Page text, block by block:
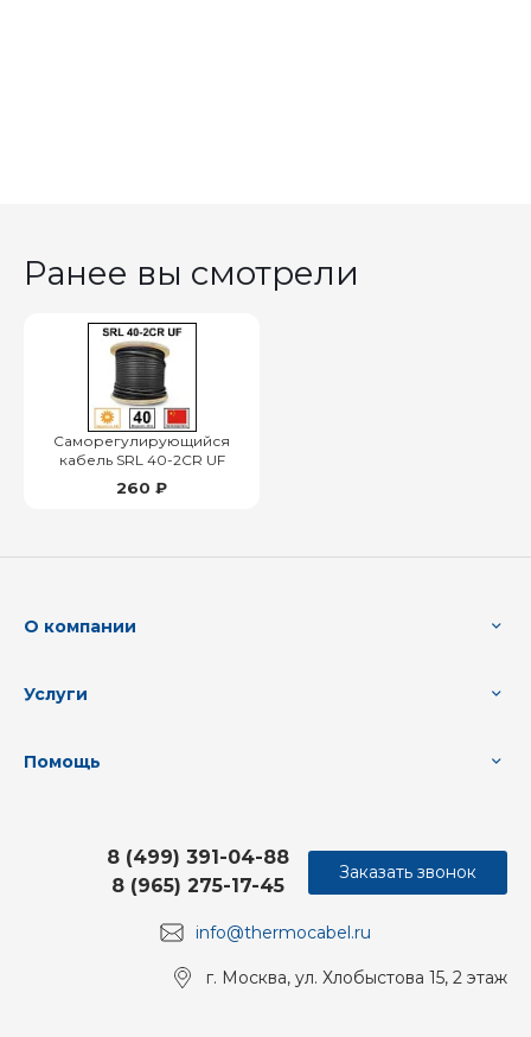
Ранее вы смотрели
Саморегулирующийся
кабель SRL 40-2CR UF
260 ₽
О компании
Услуги
Помощь
info@thermocabel.ru
8 (499) 391-04-88
8 (965) 275-17-45
г. Москва, ул. Хлобыстова 15, 2 этаж
Заказать звонок